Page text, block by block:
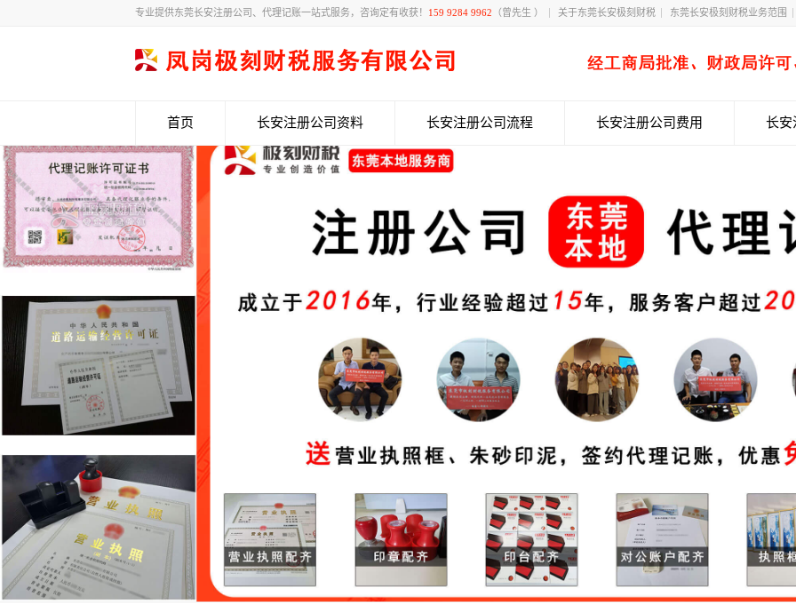
专业提供东莞长安注册公司、代理记账一站式服务，咨询定有收获！ 159 9284 9962 （曾先生 ） 关于东莞长安极刻财税 东莞长安极刻财税业务范围
首页 长安注册公司资料 长安注册公司流程 长安注册公司费用 长安